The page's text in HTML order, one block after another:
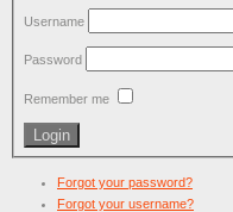
Username
Password
Remember me
Forgot your password?
Forgot your username?